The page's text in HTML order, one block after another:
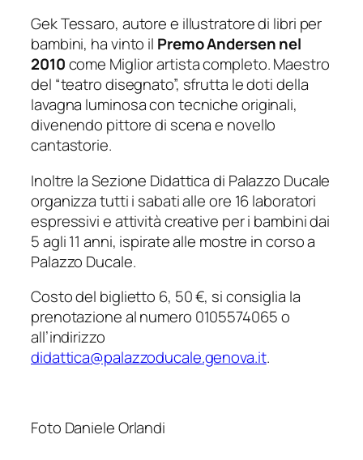
Gek Tessaro, autore e illustratore di libri per
bambini, ha vinto il Premo Andersen nel
2010come Miglior artista completo. Maestro
del “teatro disegnato”, sfrutta le doti della
lavagna luminosa con tecniche originali,
divenendo pittore di scena e novello
cantastorie.
Inoltre la Sezione Didattica di Palazzo Ducale
organizza tutti i sabati alle ore 16 laboratori
espressivi e attività creative per i bambini dai
5 agli 11 anni, ispirate alle mostre in corso a
Palazzo Ducale.
Costo del biglietto 6, 50 €, si consiglia la
prenotazione al numero 0105574065 o
all’indirizzo
didattica@palazzoducale.genova.it.
Foto Daniele Orlandi